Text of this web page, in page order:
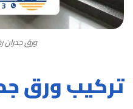
ورق جدران
تركيب ورق